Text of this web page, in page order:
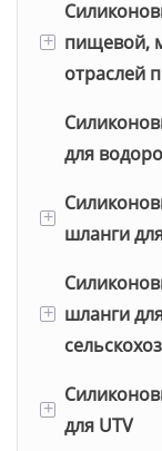
45
шланга
градусов
Т-
Шланг для
Шланг для
Шланг для
Шланг для
Шланг для
Шланг для
Шланг для
Комплекты
Комплекты
HONDA
MITSUBISHI
+
пищевой,
отраслей
Для
Для
для
+
шланги
Хитачи
+
шланги
Джон Дир
CNH
+
для UTV